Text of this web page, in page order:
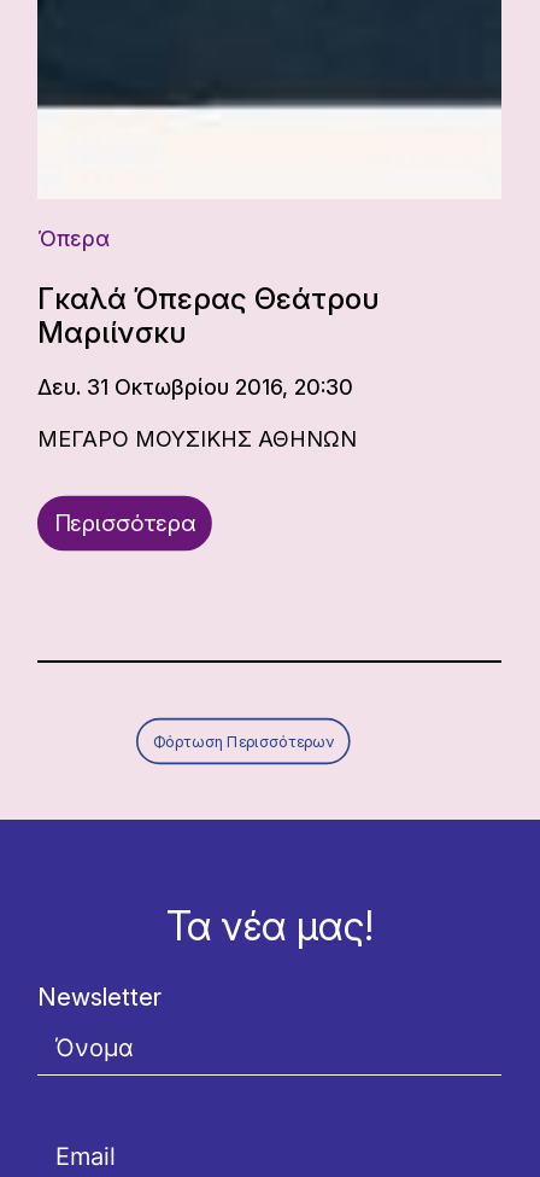
Όπερα
Γκαλά Όπερας Θεάτρου
Μαριίνσκυ
Δευ. 31 Οκτωβρίου 2016, 20:30
ΜΕΓΑΡΟ ΜΟΥΣΙΚΗΣ ΑΘΗΝΩΝ
Περισσότερα
Φόρτωση Περισσότερων
Τα νέα μας!
Newsletter